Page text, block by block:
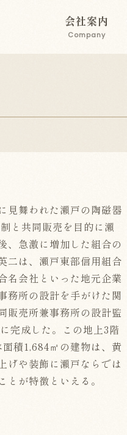
会社案内
Company
見舞われた瀬戸の陶磁器
と共同販売を目的に瀬
、急激に増加した組合の
二は、瀬戸東部信用組合
名会社といった地元企業
務所の設計を手がけた関
販売所兼事務所の設計監
完成した。この地上3階
積1,684㎡の建物は、黄
げや装飾に瀬戸ならでは
が特徴といえる。